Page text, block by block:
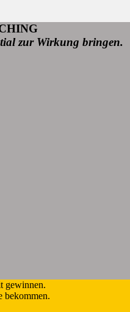
zur Wirkung bringen.
gewinnen.
bekommen.